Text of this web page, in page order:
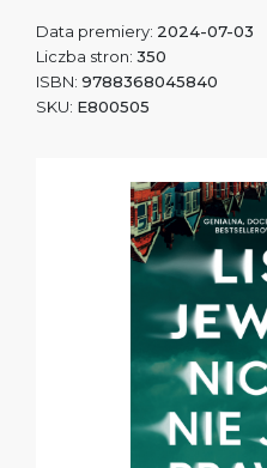
Data premiery: 2024-07-03
Liczba stron: 350
ISBN: 9788368045840
SKU: E800505